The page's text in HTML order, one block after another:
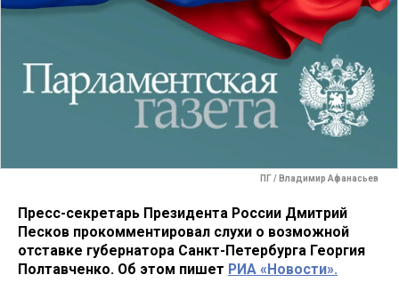
ПГ / Владимир Афанасьев
Пресс-секретарь Президента России Дмитрий
Песков прокомментировал слухи о возможной
отставке губернатора Санкт-Петербурга Георгия
Полтавченко. Об этом пишет РИА «Новости».